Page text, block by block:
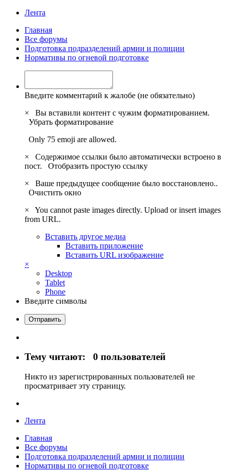
Лента
Главная
Все форумы
Подготовка подразделений армии и полиции
Нормативы по огневой подготовке
Введите комментарий к жалобе (не обязательно)
×
Вы вставили контент с чужим форматированием.
Убрать форматирование
Only 75 emoji are allowed.
×
Содержимое ссылки было автоматически встроено в
пост. Отобразить простую ссылку
×
Ваше предыдущее сообщение было восстановлено..
Очистить окно
×
You cannot paste images directly. Upload or insert images
from URL.
Вставить другое медиа
Вставить приложение
Вставить URL изображение
×
Desktop
Tablet
Phone
Введите символы
Отправить
Тему читают: 0 пользователей
Никто из зарегистрированных пользователей не
просматривает эту страницу.
Лента
Главная
Все форумы
Подготовка подразделений армии и полиции
Нормативы по огневой подготовке